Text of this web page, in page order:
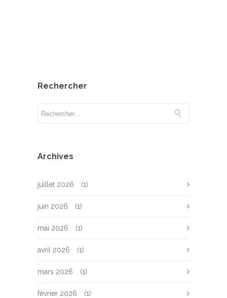
Rechercher
Archives
juillet 2026 (1)
juin 2026 (1)
mai 2026 (1)
avril 2026 (1)
mars 2026 (1)
février 2026 (1)